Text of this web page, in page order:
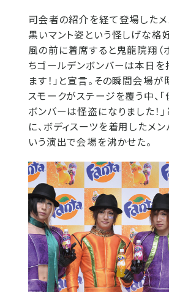
司会者の紹介を経て登場したメ
黒いマント姿という怪しげな格
風の前に着席すると鬼龍院翔（
ちゴールデンボンバーは本日を
ます！」と宣言。その瞬間会場が
スモークがステージを覆う中、
ボンバーは怪盗になりました！
に、ボディスーツを着用したメ
いう演出で会場を沸かせた。